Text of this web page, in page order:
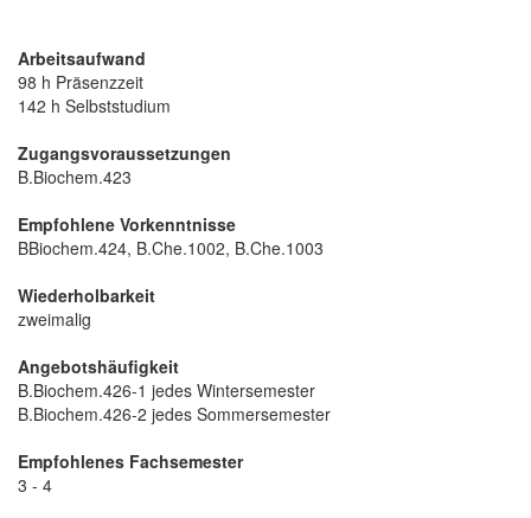
Arbeitsaufwand
98 h Präsenzzeit
142 h Selbststudium
Zugangsvoraussetzungen
B.Biochem.423
Empfohlene Vorkenntnisse
BBiochem.424, B.Che.1002, B.Che.1003
Wiederholbarkeit
zweimalig
Angebotshäufigkeit
B.Biochem.426-1 jedes Wintersemester
B.Biochem.426-2 jedes Sommersemester
Empfohlenes Fachsemester
3 - 4